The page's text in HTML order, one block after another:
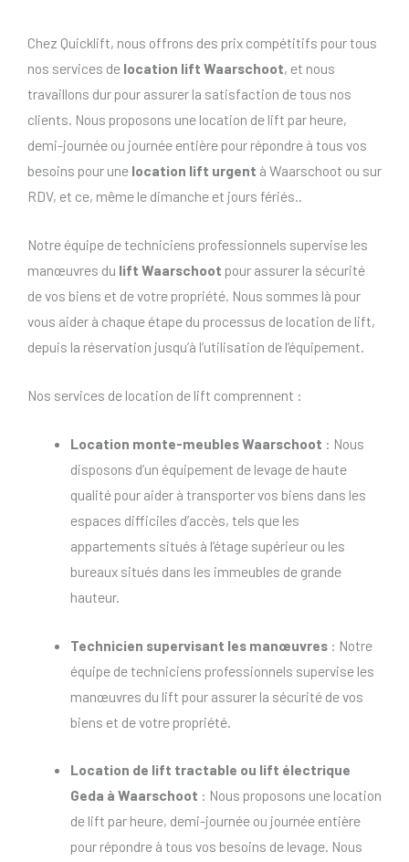
Chez Quicklift, nous offrons des prix compétitifs pour tous
nos services de location lift Waarschoot, et nous
travaillons dur pour assurer la satisfaction de tous nos
clients. Nous proposons une location de lift par heure,
demi-journée ou journée entière pour répondre à tous vos
besoins pour une location lift urgent à Waarschoot ou sur
RDV, et ce, même le dimanche et jours fériés..
Notre équipe de techniciens professionnels supervise les
manœuvres du lift Waarschoot pour assurer la sécurité
de vos biens et de votre propriété. Nous sommes là pour
vous aider à chaque étape du processus de location de lift,
depuis la réservation jusqu’à l’utilisation de l’équipement.
Nos services de location de lift comprennent :
Location monte-meubles Waarschoot : Nous
disposons d’un équipement de levage de haute
qualité pour aider à transporter vos biens dans les
espaces difficiles d’accès, tels que les
appartements situés à l’étage supérieur ou les
bureaux situés dans les immeubles de grande
hauteur.
Technicien supervisant les manœuvres: Notre
équipe de techniciens professionnels supervise les
manœuvres du lift pour assurer la sécurité de vos
biens et de votre propriété.
Location de lift tractable ou lift électrique
Geda à Waarschoot : Nous proposons une location
de lift par heure, demi-journée ou journée entière
pour répondre à tous vos besoins de levage. Nous